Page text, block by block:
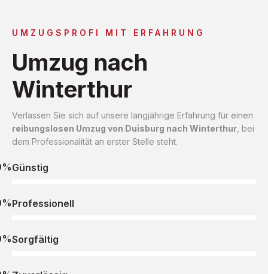
UMZUGSPROFI MIT ERFAHRUNG
Umzug nach
Winterthur
Verlassen Sie sich auf unsere langjährige Erfahrung für einen
reibungslosen Umzug von Duisburg nach Winterthur , bei
dem Professionalität an erster Stelle steht.
Günstig
Professionell
Sorgfältig